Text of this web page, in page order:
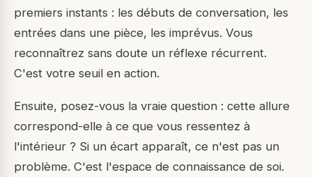
premiers instants : les débuts de conversation, les
entrées dans une pièce, les imprévus. Vous
reconnaîtrez sans doute un réflexe récurrent.
C'est votre seuil en action.
Ensuite, posez-vous la vraie question : cette allure
correspond-elle à ce que vous ressentez à
l'intérieur ? Si un écart apparaît, ce n'est pas un
problème. C'est l'espace de connaissance de soi.